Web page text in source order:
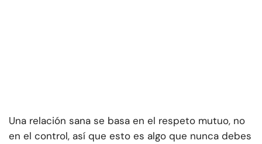
Una relación sana se basa en el respeto mutuo, no
en el control, así que esto es algo que nunca debes